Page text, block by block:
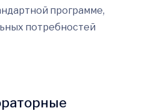
программе,
потребностей